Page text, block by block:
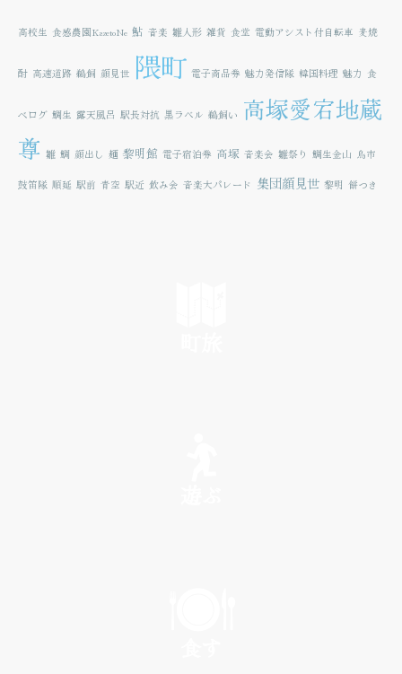
高校生 食感農園KazetoNe 鮎 音楽 雛人形 雑貨 食堂 電動アシスト付自転車 麦焼
酎 高速道路 鵜飼 顔見世 隈町 電子商品券 魅力発信隊 韓国料理 魅力 食
べログ 鯛生 露天風呂 駅長対抗 黒ラベル 鵜飼い 高塚愛宕地蔵
尊 雛 鯛 顔出し 麺 黎明館 電子宿泊券 高塚 音楽会 雛祭り 鯛生金山 鳥市
鼓笛隊 順延 駅前 青空 駅近 飲み会 音楽大パレード 集団顔見世 黎明 餅つき